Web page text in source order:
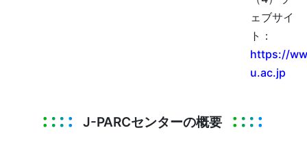
ェブサイ
ト：
https://
u.ac.jp
J-PARCセンターの概要